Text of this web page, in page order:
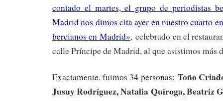
contado el martes, el grupo de periodistas
Madrid nos dimos cita ayer en nuestro cuarto
bercianos en Madrid», celebrado en el
calle Príncipe de Madrid, al que asistimos más
Exactamente, fuimos 34 personas: Toño
Jusuy Rodríguez, Natalia Quiroga, Beatriz